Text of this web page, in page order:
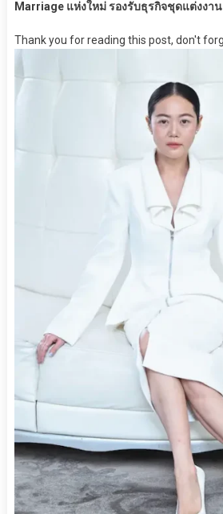
Marriage แห่งใหม่ รองรับธุรกิจชุดแต่งงาน
Thank you for reading this post, don't